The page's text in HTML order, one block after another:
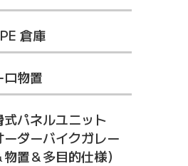
倉庫
ロ物置
式パネルユニット
ーダーバイクガレー
置＆多目的仕様）